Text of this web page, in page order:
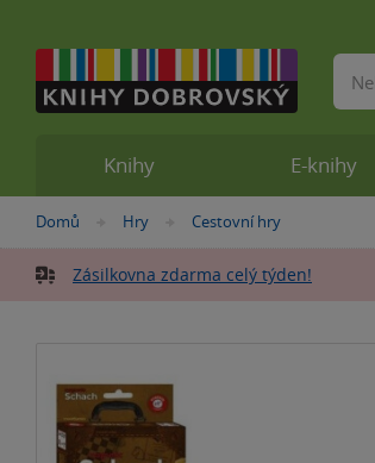
Nacházíte
zde:
Domů »Hry »
Cestovní hry
Zásilkovna zdarma celý týden!
Knihy E-knihy